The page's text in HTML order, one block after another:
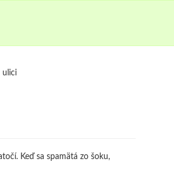
ulici
Keď sa spamätá zo šoku,